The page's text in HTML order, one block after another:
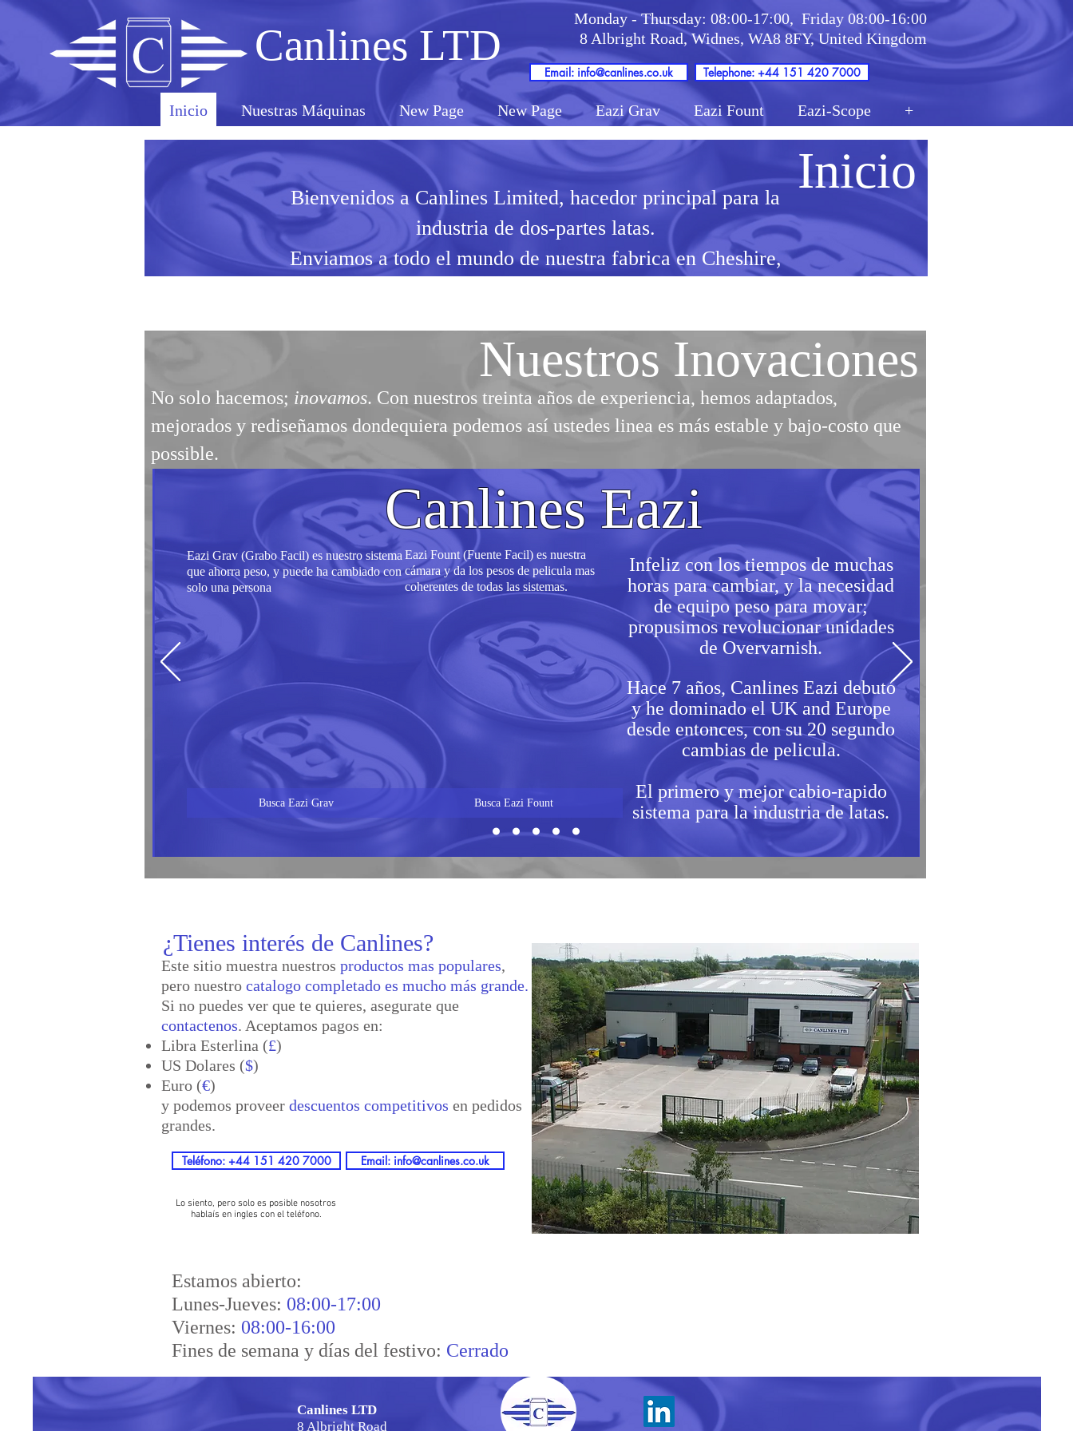
Canlines LTD
Monday - Thursday: 08:00-17:00, Friday 08:00-16:00
8 Albright Road, Widnes, WA8 8FY, United Kingdom
Email: info@canlines.co.uk Telephone: +44 151 420 7000
Inicio Nuestras Máquinas New Page New Page Eazi Grav Eazi Fount Eazi-Scope +
Inicio
Bienvenidos a Canlines Limited, hacedor principal para la
industria de dos-partes latas.
Enviamos a todo el mundo de nuestra fabrica en Cheshire,
Canlines Eazi
Eazi Grav (Grabo Facil) es nuestro sistema
que ahorra peso, y puede ha cambiado con
solo una persona
Eazi Fount (Fuente Facil) es nuestra
cámara y da los pesos de pelicula mas
coherentes de todas las sistemas.
Busca Eazi Grav Busca Eazi Fount
Infeliz con los tiempos de muchas
horas para cambiar, y la necesidad
de equipo peso para movar;
propusimos revolucionar unidades
de Overvarnish.
Hace 7 años, Canlines Eazi debutó
y he dominado el UK and Europe
desde entonces, con su 20 segundo
cambias de pelicula.
El primero y mejor cabio-rapido
sistema para la industria de latas.
No solo hacemos; inovamos. Con nuestros treinta años de experiencia, hemos adaptados,
mejorados y rediseñamos dondequiera podemos así ustedes linea es más estable y bajo-costo que
possible.
Nuestros Inovaciones
Nuestros Inovaciones
¿Tienes interés de Canlines?
Este sitio muestra nuestros productos mas populares,
pero nuestro catalogo completado es mucho más grande.
Si no puedes ver que te quieres, asegurate que
contactenos. Aceptamos pagos en:
Libra Esterlina (£)
US Dolares ($)
Euro (€)
y podemos proveer descuentos competitivos en pedidos
grandes.
Teléfono: +44 151 420 7000
Lo siento, pero solo es posible nosotros
hablaís en ingles con el teléfono.
Email: info@canlines.co.uk
Estamos abierto:
Lunes-Jueves: 08:00-17:00
Viernes: 08:00-16:00
Fines de semana y días del festivo: Cerrado
Canlines LTD
8 Albright Road